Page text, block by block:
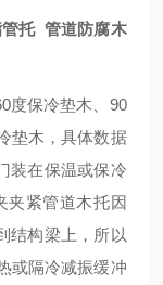
防腐木
度保冷垫木、90
垫木，具体数据
装在保温或保冷
夹紧管道木托因
结构梁上，所以
或隔冷减振缓冲